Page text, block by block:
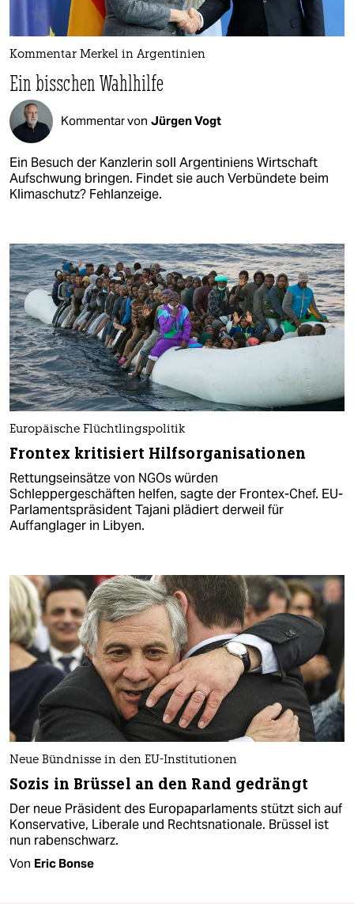
Kommentar Merkel in Argentinien
Ein bisschen Wahlhilfe
Kommentar von Jürgen Vogt
Ein Besuch der Kanzlerin soll Argentiniens Wirtschaft
Aufschwung bringen. Findet sie auch Verbündete beim
Klimaschutz? Fehlanzeige.
Europäische Flüchtlingspolitik
Frontex kritisiert Hilfsorganisationen
Rettungseinsätze von NGOs würden
Schleppergeschäften helfen, sagte der Frontex-Chef. EU-
Parlamentspräsident Tajani plädiert derweil für
Auffanglager in Libyen.
Neue Bündnisse in den EU-Institutionen
Sozis in Brüssel an den Rand gedrängt
Der neue Präsident des Europaparlaments stützt sich auf
Konservative, Liberale und Rechtsnationale. Brüssel ist
nun rabenschwarz.
Von Eric Bonse